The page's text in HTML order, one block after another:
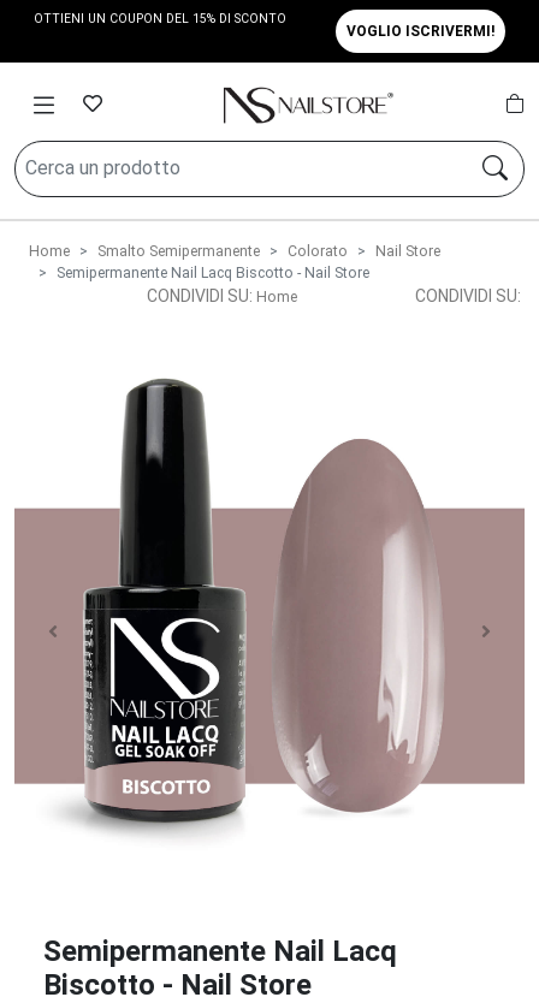
OTTIENI UN COUPON DEL 15% DI SCONTO
VOGLIO ISCRIVERMI!
Home Smalto Semipermanente Colorato
Nail Store
Semipermanente Nail Lacq Biscotto - Nail Store
CONDIVIDI SU: Home CONDIVIDI SU:
Semipermanente Nail Lacq
Biscotto - Nail Store